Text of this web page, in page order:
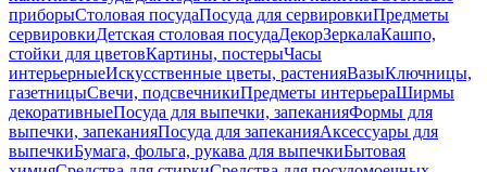
приборыСтоловая посудаПосуда для сервировкиПредметы
сервировкиДетская столовая посудаДекорЗеркалаКашпо,
стойки для цветовКартины, постерыЧасы
интерьерныеИскусственные цветы, растенияВазыКлючницы,
газетницыСвечи, подсвечникиПредметы интерьераШирмы
декоративныеПосуда для выпечки, запеканияФормы для
выпечки, запеканияПосуда для запеканияАксессуары для
выпечкиБумага, фольга, рукава для выпечкиБытовая